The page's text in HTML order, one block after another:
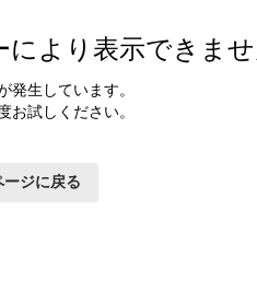
により表示できま
発生しています。
お試しください。
ージに戻る